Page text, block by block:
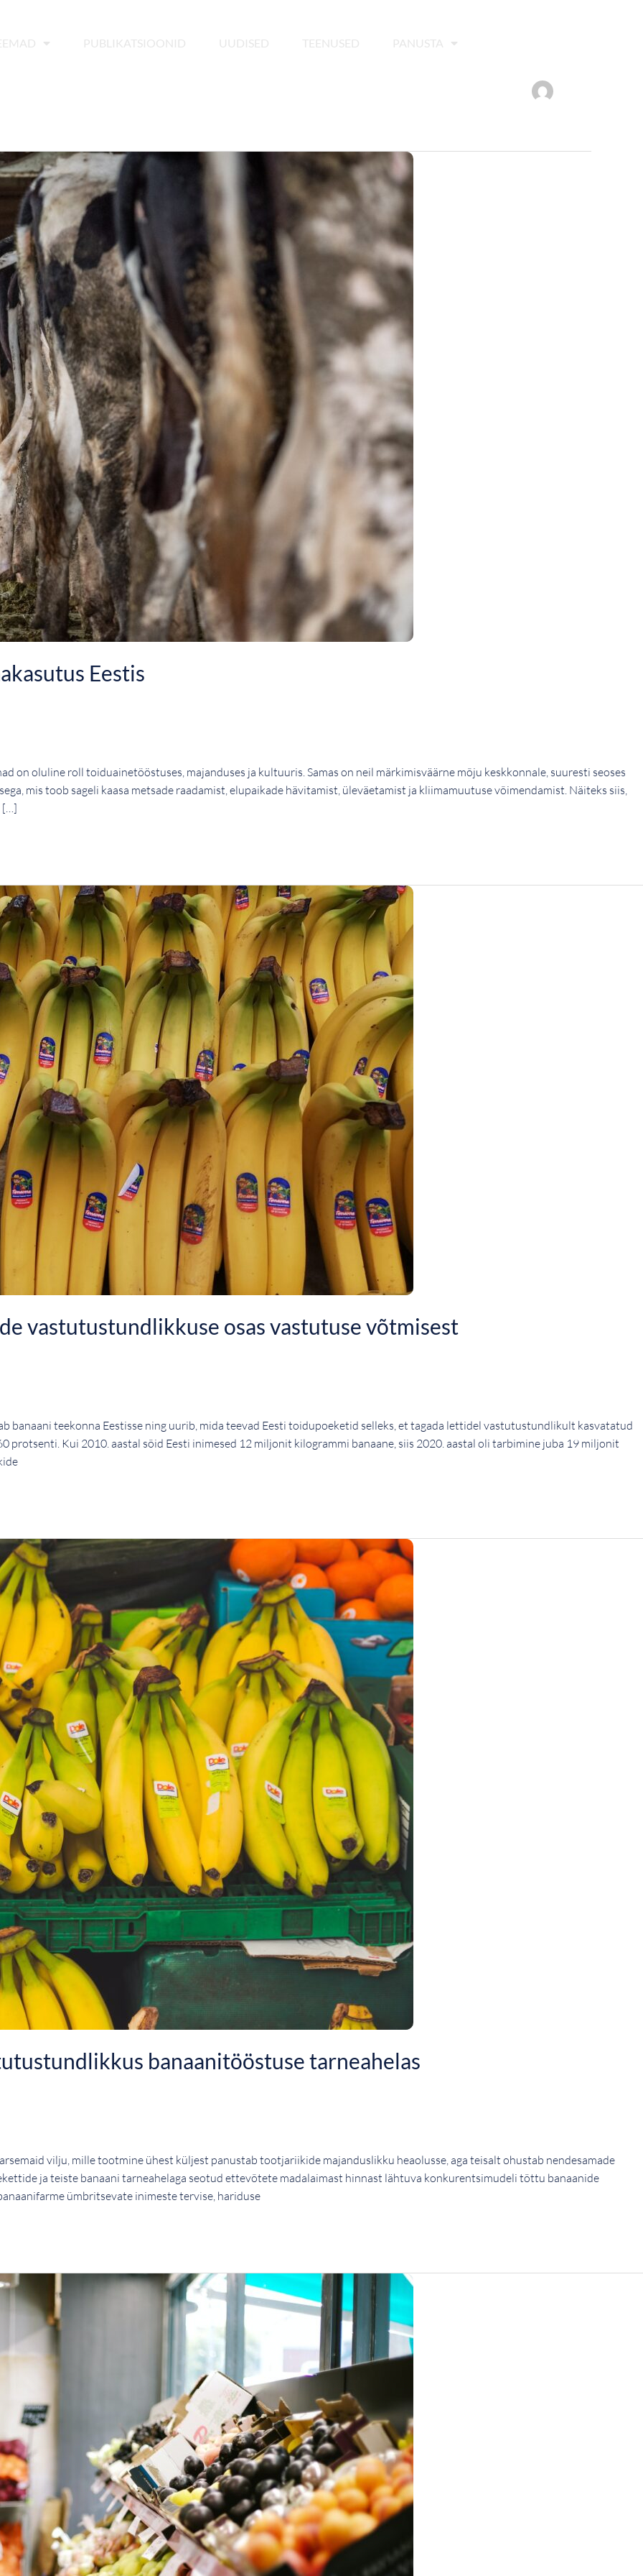
PUBLIKATSIOONID UUDISED TEENUSED PANUSTA
Eestis
on oluline roll toiduainetööstuses, majanduses ja kultuuris. Samas on neil märkimisväärne mõju keskkonnale, suuresti seoses
mis toob sageli kaasa metsade raadamist, elupaikade hävitamist, üleväetamist ja kliimamuutuse võimendamist. Näiteks siis,
[…]
vastutustundlikkuse osas vastutuse võtmisest
banaani teekonna Eestisse ning uurib, mida teevad Eesti toidupoeketid selleks, et tagada lettidel vastutustundlikult kasvatatud
protsenti. Kui 2010. aastal sõid Eesti inimesed 12 miljonit kilogrammi banaane, siis 2020. aastal oli tarbimine juba 19 miljonit
banaanitööstuse tarneahelas
vilju, mille tootmine ühest küljest panustab tootjariikide majanduslikku heaolusse, aga teisalt ohustab nendesamade
ja teiste banaani tarneahelaga seotud ettevõtete madalaimast hinnast lähtuva konkurentsimudeli tõttu banaanide
ümbritsevate inimeste tervise, hariduse